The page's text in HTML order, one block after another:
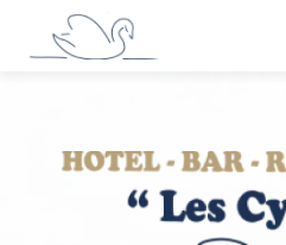
contenu